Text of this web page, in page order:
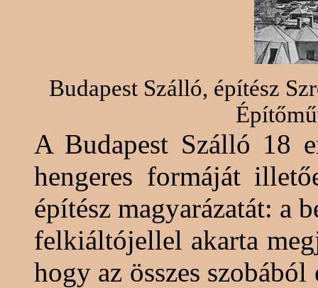
Budapest Szálló, építész
A Budapest Szálló 18
hengeres formáját
építész magyarázatát: a
felkiáltójellel akarta
hogy az összes